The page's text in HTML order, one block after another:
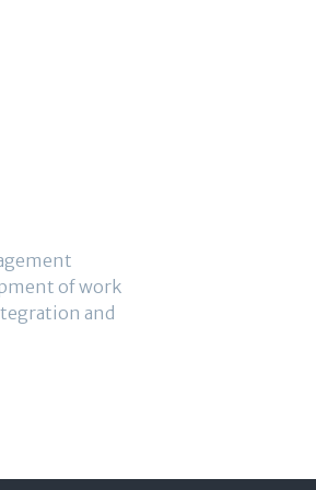
of work
and